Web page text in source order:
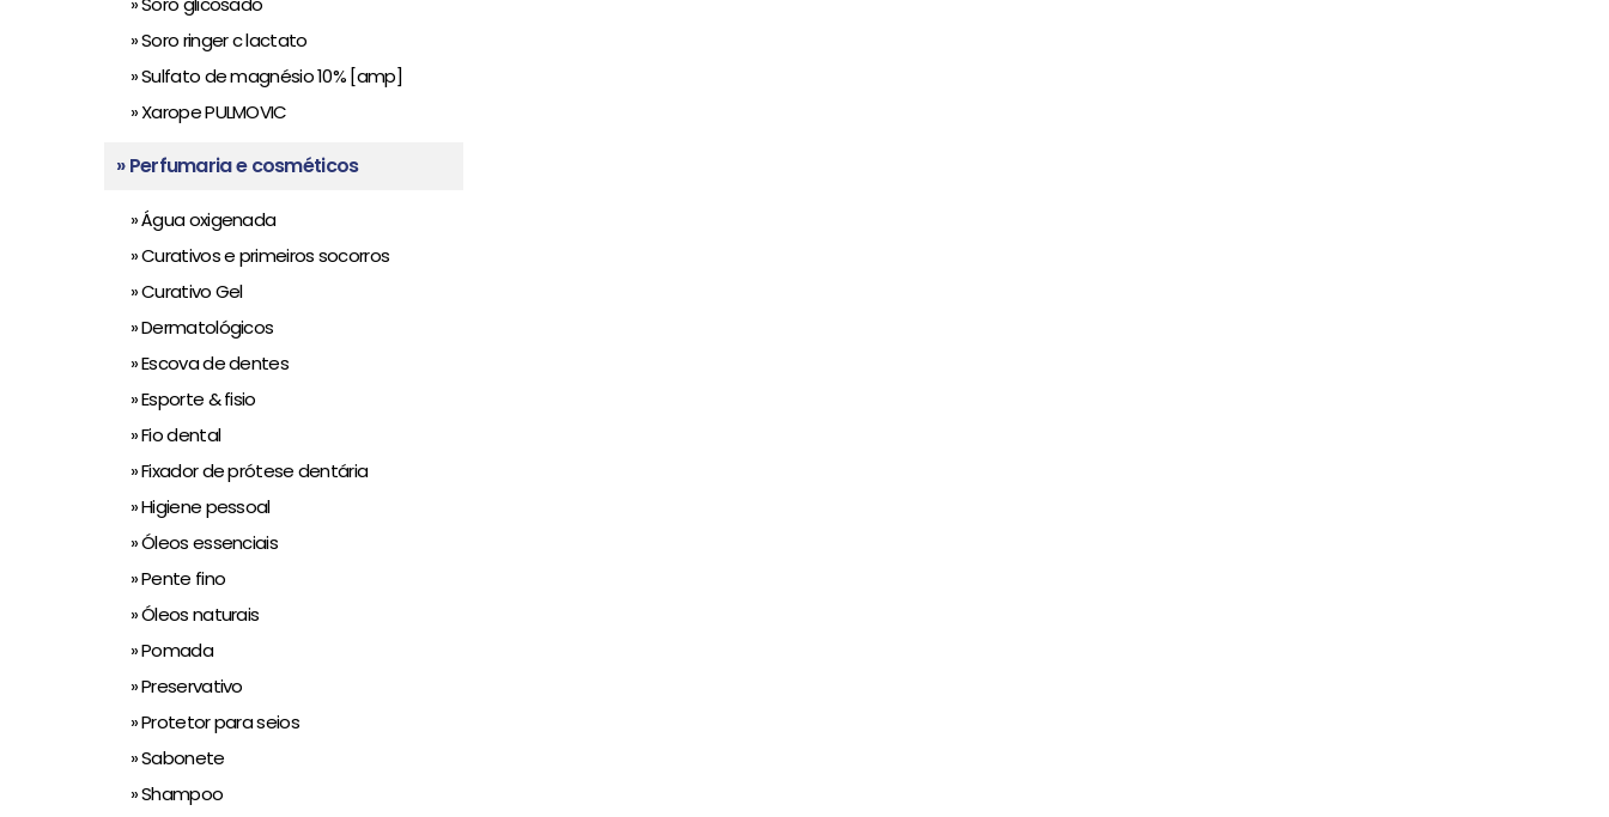
» Soro ringer c lactato
» Sulfato de magnésio 10% [amp]
» Xarope PULMOVIC
» Perfumaria e cosméticos
» Água oxigenada
» Curativos e primeiros socorros
» Curativo Gel
» Dermatológicos
» Escova de dentes
» Esporte & fisio
» Fio dental
» Fixador de prótese dentária
» Higiene pessoal
» Óleos essenciais
» Pente fino
» Óleos naturais
» Pomada
» Preservativo
» Protetor para seios
» Sabonete
» Shampoo